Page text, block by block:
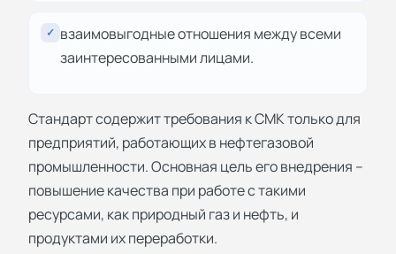
✓ взаимовыгодные отношения между всеми
заинтересованными лицами.
Стандарт содержит требования к СМК только для
предприятий, работающих в нефтегазовой
промышленности. Основная цель его внедрения –
повышение качества при работе с такими
ресурсами, как природный газ и нефть, и
продуктами их переработки.